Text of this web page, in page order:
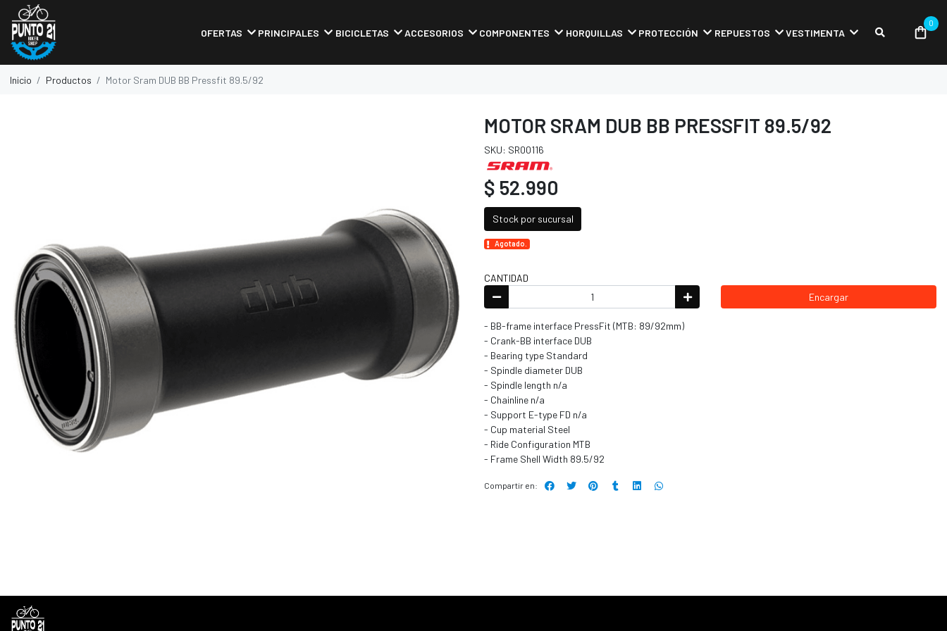
OFERTAS PRINCIPALES BICICLETAS ACCESORIOS COMPONENTES HORQUILLAS PROTECCIÓN REPUESTOS VESTIMENTA
0
Inicio Productos Motor Sram DUB BB Pressfit 89.5/92
MOTOR SRAM DUB BB PRESSFIT 89.5/92
SKU: SR00116
$ 52.990
Stock por sucursal
Agotado.
CANTIDAD
Encargar
- BB-frame interface PressFit (MTB: 89/92mm)
- Crank-BB interface DUB
- Bearing type Standard
- Spindle diameter DUB
- Spindle length n/a
- Chainline n/a
- Support E-type FD n/a
- Cup material Steel
- Ride Configuration MTB
- Frame Shell Width 89.5/92
Compartir en: